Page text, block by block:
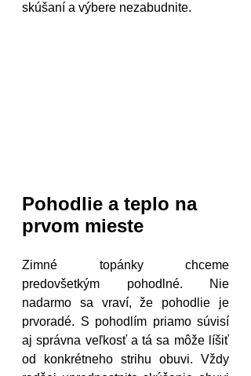
skúšaní a výbere nezabudnite.
Pohodlie a teplo na
prvom mieste
Zimné topánky chceme
predovšetkým pohodlné. Nie
nadarmo sa vraví, že pohodlie je
prvoradé. S pohodlím priamo súvisí
aj správna veľkosť a tá sa môže líšiť
od konkrétneho strihu obuvi. Vždy